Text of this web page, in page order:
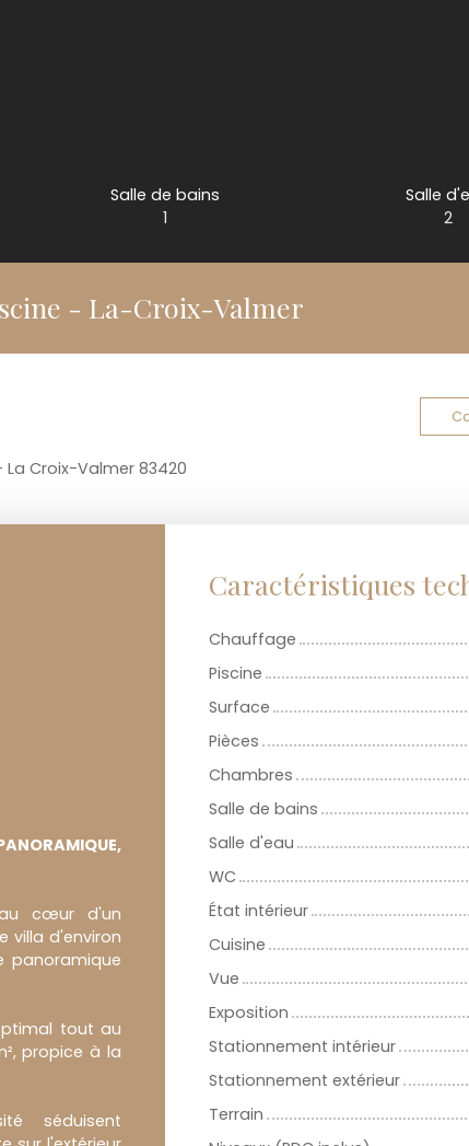
Salle de bains
1
Salle
2
- La-Croix-Valmer
Croix-Valmer 83420
au cœur d'un
villa d'environ
panoramique
tout au
propice à la
séduisent
Caractéristiques
Chauffage
Piscine
Surface
Pièces
Chambres
Salle de bains
Salle d'eau
WC
État intérieur
Cuisine
Vue
Exposition
Stationnement intérieur
Stationnement extérieur
Terrain